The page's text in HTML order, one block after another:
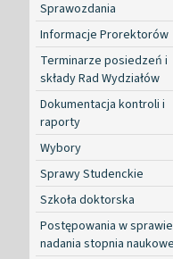
Sprawozdania
Informacje Prorektorów
Terminarze posiedzeń i
składy Rad Wydziałów
Dokumentacja kontroli i
raporty
Wybory
Sprawy Studenckie
Szkoła doktorska
Postępowania w sprawie
nadania stopnia